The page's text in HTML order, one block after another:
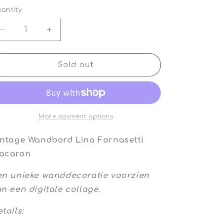
Decrease
quantity
for
Wandbord
Macaron
Increase
quantity
for
Vintage
Wandbord
Fornasetti
Macaron
en
Sold out
More payment options
Wandbord Lina Fornasetti
unieke wanddecoratie voorzien
een digitale collage.